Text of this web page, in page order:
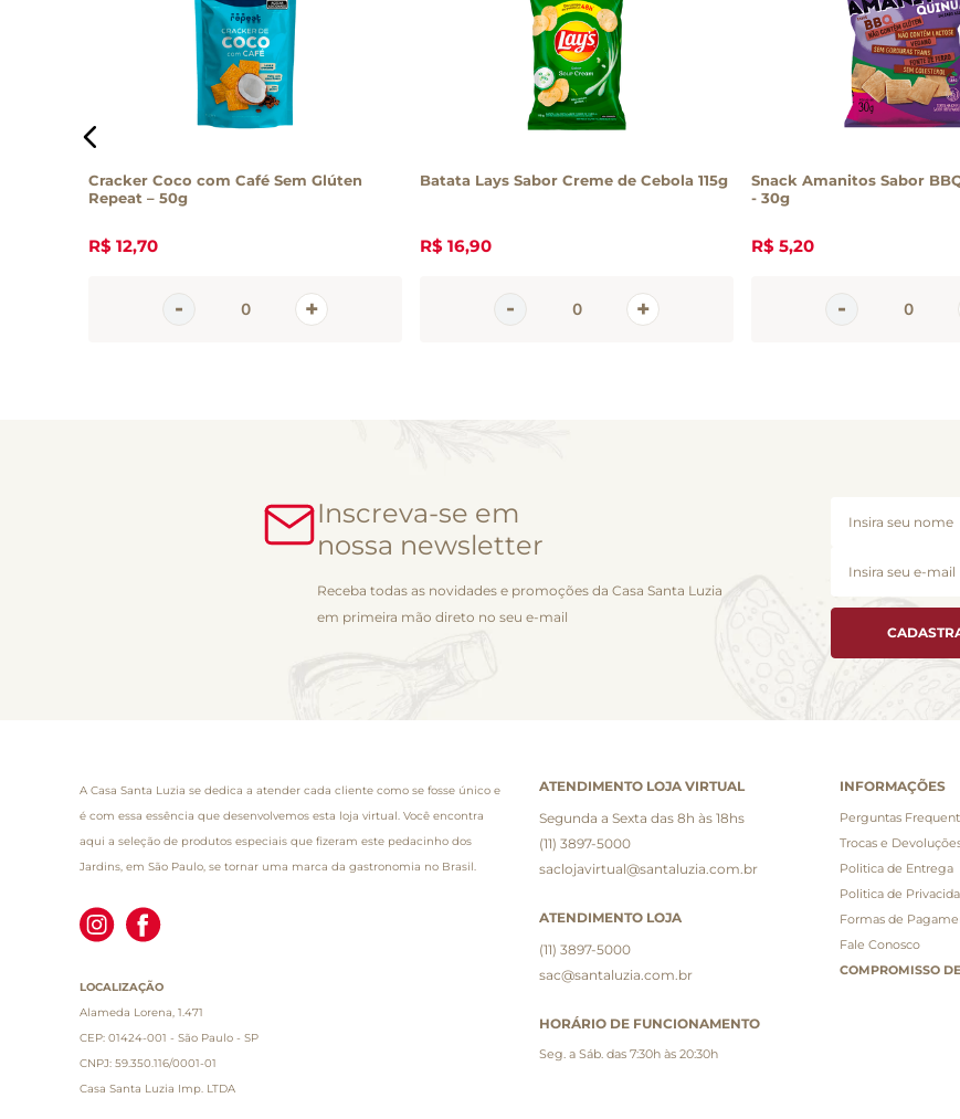
Cracker Coco com Café Sem Glúten
Repeat – 50g
R$ 12,70
Batata Lays Sabor Creme de Cebola 115g
R$ 16,90
Snack Amanitos Sabor
- 30g
R$ 5,20
Inscreva-se em
nossa newsletter
Receba todas as novidades e promoções da Casa Santa Luzia
em primeira mão direto no seu e-mail
A Casa Santa Luzia se dedica a atender cada cliente como se fosse único e
é com essa essência que desenvolvemos esta loja virtual. Você encontra
aqui a seleção de produtos especiais que fizeram este pedacinho dos
Jardins, em São Paulo, se tornar uma marca da gastronomia no Brasil.
LOCALIZAÇÃO
Alameda Lorena, 1.471
CEP: 01424-001 - São Paulo - SP
CNPJ: 59.350.116/0001-01
Casa Santa Luzia Imp. LTDA
ATENDIMENTO LOJA VIRTUAL
Segunda a Sexta das 8h às 18hs
(11) 3897-5000
saclojavirtual@santaluzia.com.br
ATENDIMENTO LOJA
(11) 3897-5000
sac@santaluzia.com.br
HORÁRIO DE FUNCIONAMENTO
Seg. a Sáb. das 7:30h às 20:30h
INFORMAÇÕES
Perguntas
Trocas e
Politica de Entrega
Politica de
Formas de
Fale Conosco
COMPROMISSO